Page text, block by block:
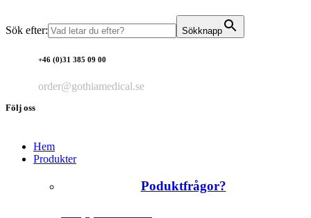
Sök efter: Sökknapp
+46 (0)31 385 09 00
order@gothiamedical.se
Följ oss
Hem
Produkter
Poduktfrågor?